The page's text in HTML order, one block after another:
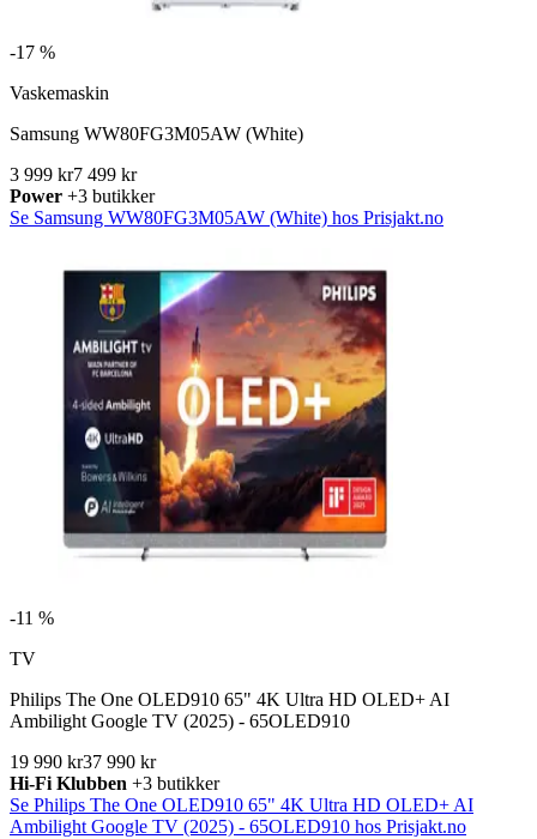
-17 %
Vaskemaskin
Samsung WW80FG3M05AW (White)
3 999 kr7 499 kr
Power +3 butikker
Se Samsung WW80FG3M05AW (White) hos Prisjakt.no
-11 %
TV
Philips The One OLED910 65" 4K Ultra HD OLED+ AI
Ambilight Google TV (2025) - 65OLED910
19 990 kr37 990 kr
Hi-Fi Klubben +3 butikker
Se Philips The One OLED910 65" 4K Ultra HD OLED+ AI
Ambilight Google TV (2025) - 65OLED910 hos Prisjakt.no